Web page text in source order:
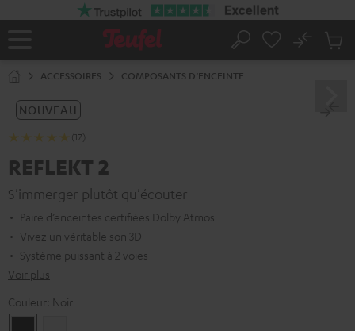
Page
Rechercher
No
ACCESSOIRES COMPOSANTS D’ENCEINTE
NOUVEAU
(17)
REFLEKT 2
S'immerger plutôt qu'écouter
Paire d’enceintes certifiées Dolby Atmos
Vivez un véritable son 3D
Système puissant à 2 voies
Voir plus
Couleur: Noir